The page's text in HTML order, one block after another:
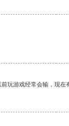
玩游戏经常会输，现在